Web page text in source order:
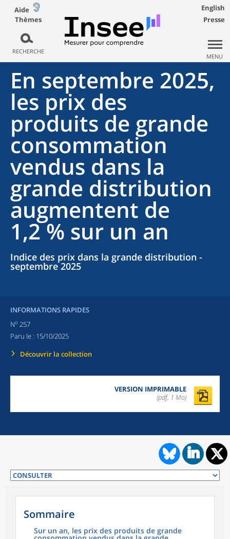
Aide
Thèmes
RECHERCHE
English
Presse
MENU
En septembre 2025,
les prix des
produits de grande
consommation
vendus dans la
grande distribution
augmentent de
1,2 % sur un an
Indice des prix dans la grande distribution -
septembre 2025
INFORMATIONS RAPIDES
No 257
Paru le : 15/10/2025
Découvrir la collection
VERSION IMPRIMABLE
(pdf, 1 Mo)
Sommaire
Sur un an, les prix des produits de grande